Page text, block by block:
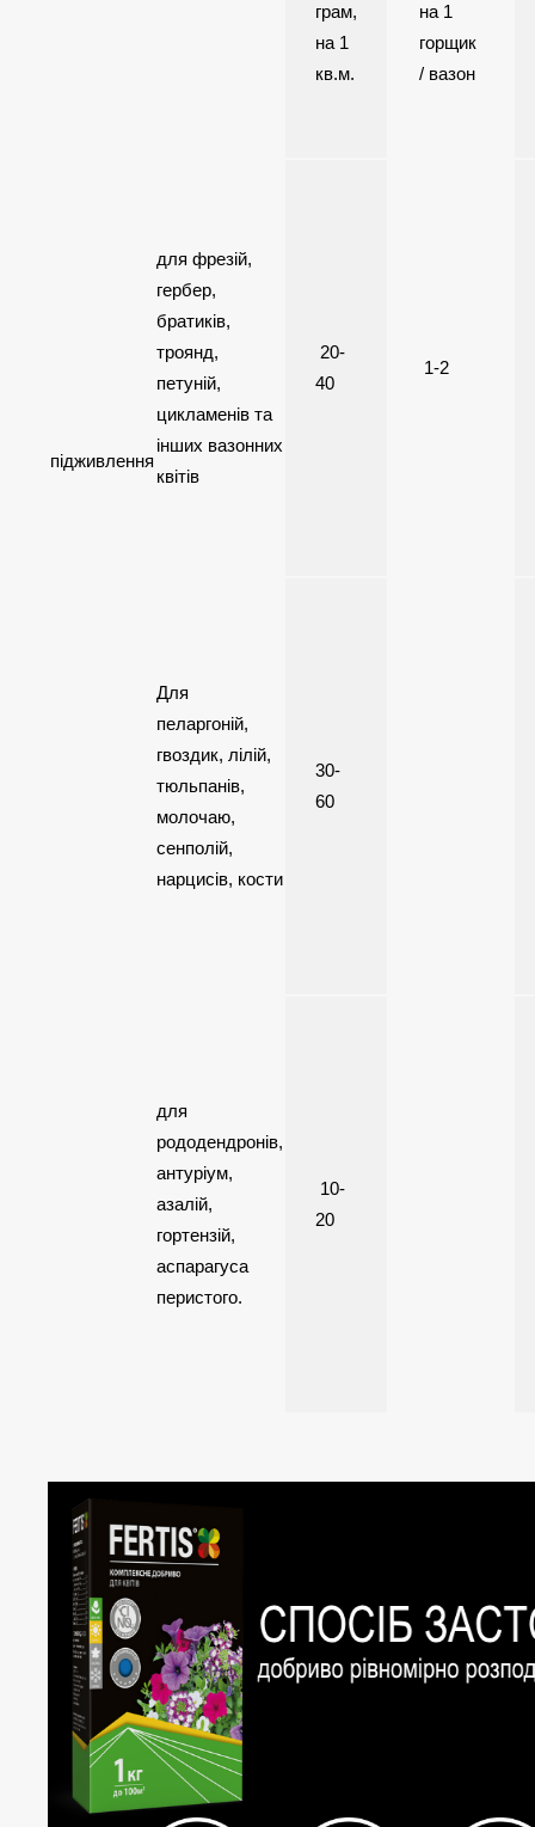
підживлення
грам,
на 1
кв.м.
на 1
горщик
/ вазон
для фрезій,
гербер,
братиків,
троянд,
петуній,
цикламенів та
інших вазонних
квітів
20-
40
1-2
Для
пеларгоній,
гвоздик, лілій,
тюльпанів,
молочаю,
сенполій,
нарцисів, кости
30-
60
для
рододендронів,
антуріум,
азалій,
гортензій,
аспарагуса
перистого.
10-
20